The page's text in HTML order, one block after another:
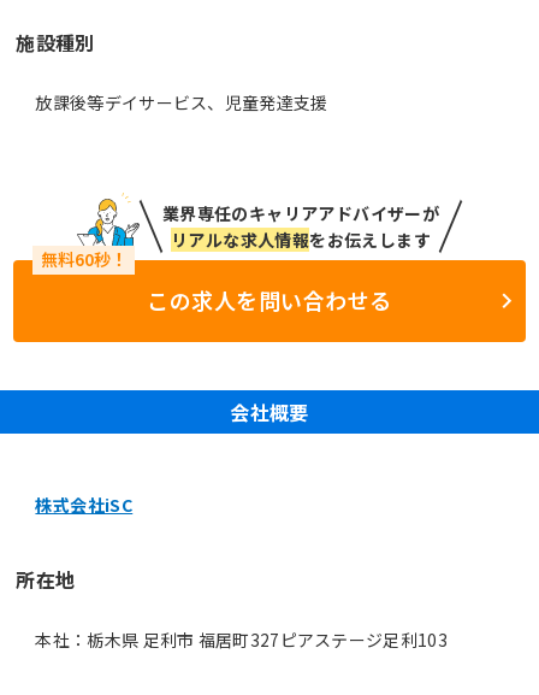
施設種別
放課後等デイサービス、児童発達支援
業界専任のキャリアアドバイザーが
リアルな求人情報をお伝えします
この求人を問い合わせる
会社概要
株式会社iSC
所在地
本社：栃木県 足利市 福居町327ピアステージ足利103